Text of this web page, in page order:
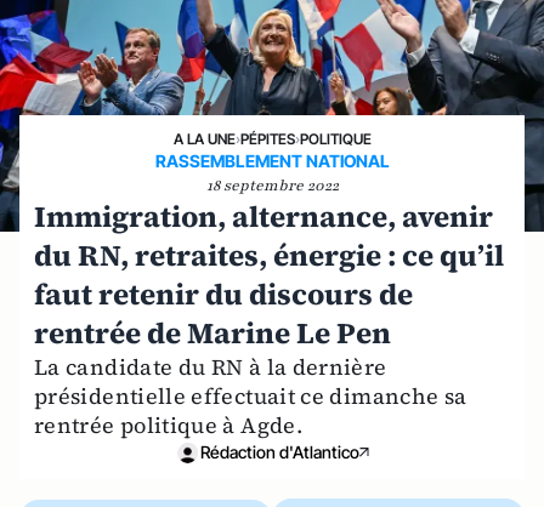
A LA UNE›PÉPITES›POLITIQUE
RASSEMBLEMENT NATIONAL
18 septembre 2022
Immigration, alternance, avenir
du RN, retraites, énergie : ce qu’il
faut retenir du discours de
rentrée de Marine Le Pen
La candidate du RN à la dernière
présidentielle effectuait ce dimanche sa
rentrée politique à Agde.
Rédaction d'Atlantico